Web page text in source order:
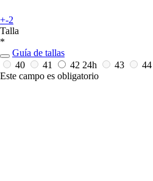
+-2
Talla
*
Guía de tallas
40
41 42 24h 43 44
Este campo es obligatorio